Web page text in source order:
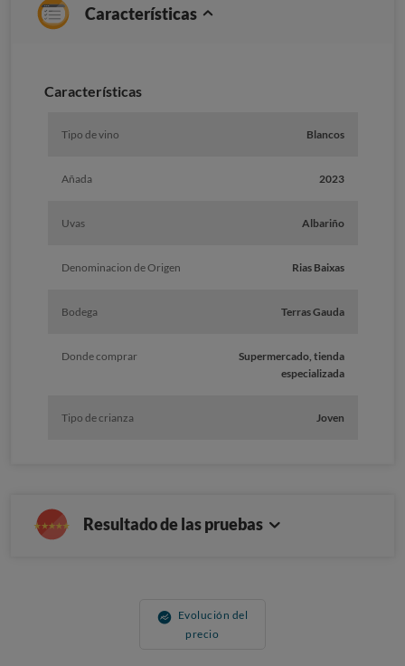
Características
Caracterí­sticas
Tipo de vino Blancos
Añada 2023
Uvas Albariño
Denominacion de Origen Rias Baixas
Bodega Terras Gauda
Donde comprar
Supermercado, tienda
especializada
Tipo de crianza Joven
Resultado de las pruebas
Evolución del
precio